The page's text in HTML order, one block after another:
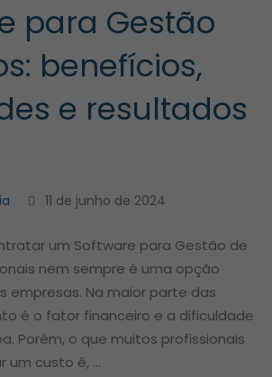
para Gestão
benefícios,
e resultados
11 de junho de 2024
um Software para Gestão de
nem sempre é uma opção
empresas. Na maior parte das
é o fator financeiro e a dificuldade
Porém, o que muitos profissionais
um custo é, …